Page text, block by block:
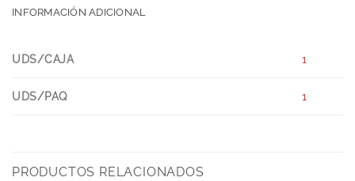
INFORMACIÓN ADICIONAL
UDS/CAJA 1
UDS/PAQ 1
PRODUCTOS RELACIONADOS